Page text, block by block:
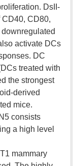
DsII-
CD80,
activate DCs
DC
treated with
the strongest
derived
mice.
consists
a high level
mammary